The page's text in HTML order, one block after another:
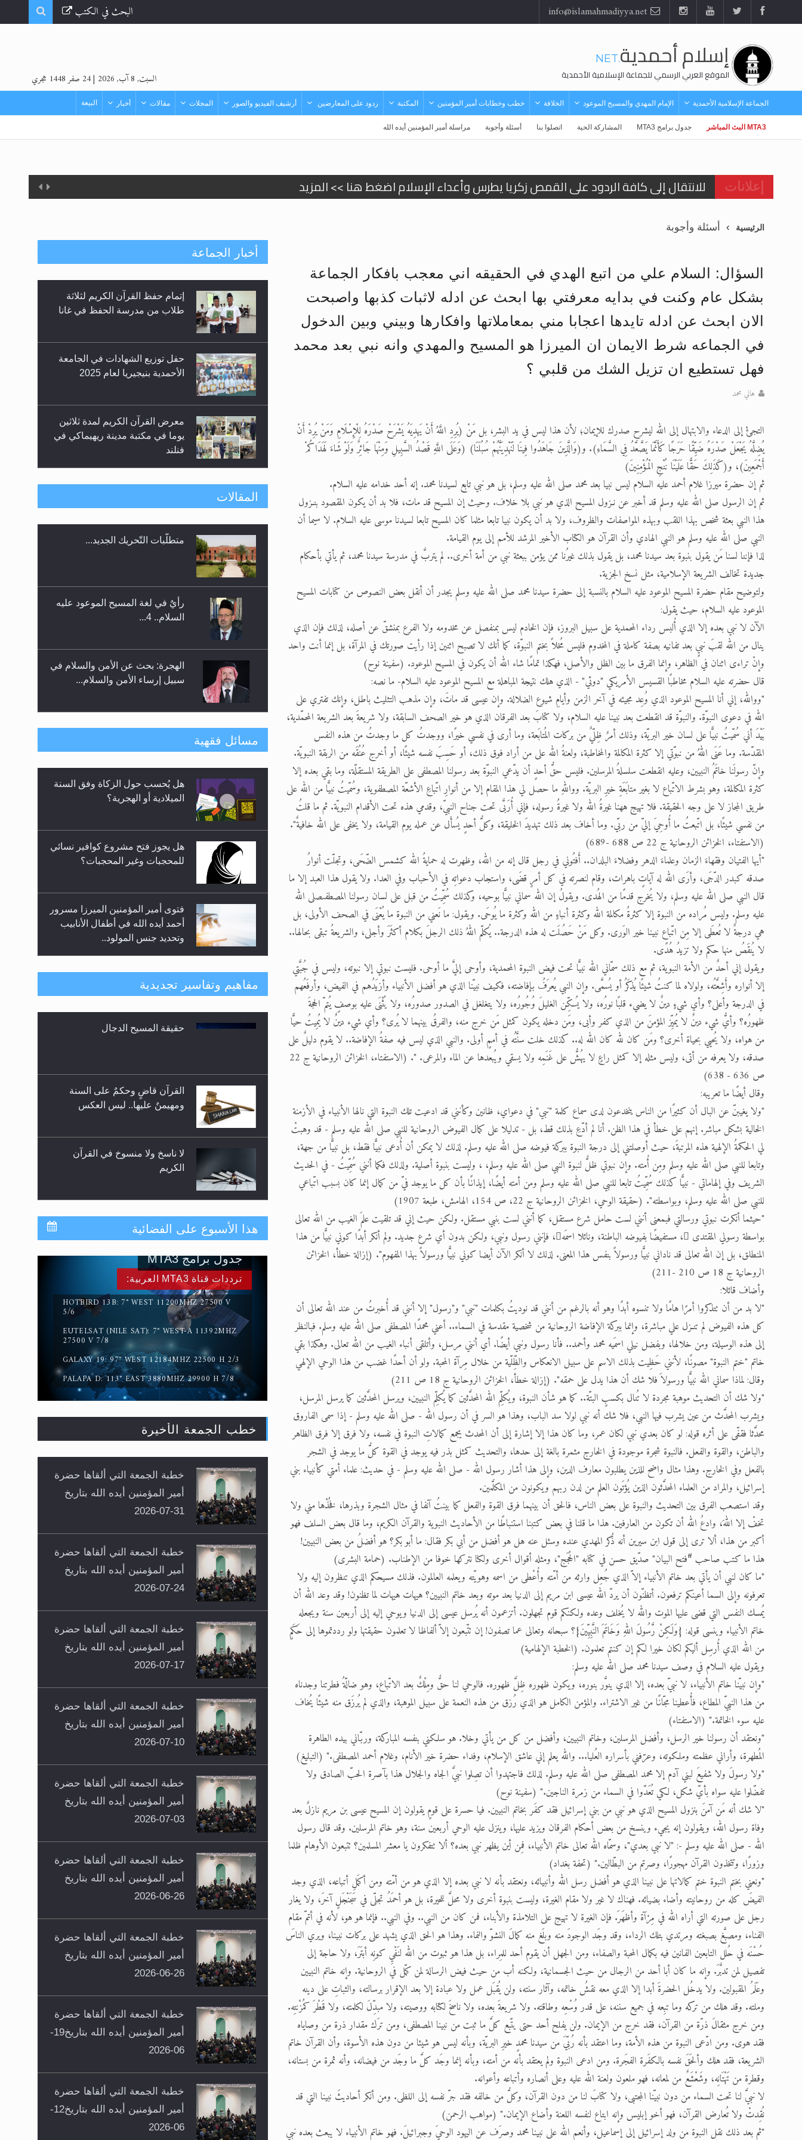
البحث في الكتب
إسلام أحمدية.NET
الموقع العربي الرسمي للجماعة الإسلامية الأحمدية السبت, 8 آب, 2026 |24 صفر 1448 هجري
الجماعة الإسلامية الأحمدية الإمام المهدي والمسيح الموعود الخلافة خطب وخطابات أمير المؤمنين المكتبة ردود على المعارضين أرشيف الفيديو والصور المجلات مقالات أخبار البيعة
MTA3 البث المباشر جدول برامج MTA3 المشاركة الحية اتصلوا بنا أسئلة وأجوبة مراسلة أمير المؤمنين أيده الله
إعلانات
اقرأ هذا الكتاب وتعرّف على حقيقة الإسراء والمعراج >> المزيد
عرض مصوَّر لأقوال المستشرقين في خاتم النبيين صلى الله عليه وسلم >> المزيد
اقرأ هذا المقال في أهمية عيد الأضحى وأحكامه >> المزيد
اقرأ هذا المقال في أهمية عيد الأضحى وأحكامه >> المزيد
الحجّ.. دلالات، حِكم، وأهداف >> المزيد
تعميم هامّ لأفراد الجماعة >> المزيد
تعميم هامّ لأفراد الجماعة >> المزيد
إعلان هامّ بخصوص الرسائل المرسلة إلى حضرة امير المؤمنين أيده الله والمكتب العربي >> المزيد
الرئيسية أسئلة وأجوبة
السؤال: السلام علي من اتبع الهدي في الحقيقه اني معجب بافكار الجماعة
بشكل عام وكنت في بدايه معرفتي بها ابحث عن ادله لاثبات كذبها واصبحت
الان ابحث عن ادله تايدها اعجابا مني بمعاملاتها وافكارها وبيني وبين الدخول
في الجماعه شرط الايمان ان الميرزا هو المسيح والمهدي وانه نبي بعد محمد
فهل تستطيع ان تزيل الشك من قلبي ؟
هاني محمد
التجئْ إلى الدعاء والابتهال إلى الله ليشرح صدرك للإيمان؛ لأن هذا ليس في يد البشر، بل مَنْ (يُرِدِ اللَّهُ أَنْ يَهدِيَهُ يَشْرَحْ صَدْرَهُ لِلْإِسْلَامِ وَمَنْ يُرِدْ أَنْ
يُضِلَّهُ يَجْعَلْ صَدْرَهُ ضَيِّقًا حَرَجًا كَأَنَّمَا يَصَّعَّدُ فِي السَّمَاءِ). و(وَالَّذِينَ جَاهَدُوا فِينَا لَنَهْدِيَنَّهُمْ سُبُلَنَا) (وَعَلَى اللَّهِ قَصْدُ السَّبِيلِ وَمِنْهَا جَائِرٌ وَلَوْ شَاءَ لَهَدَاكُمْ
أَجْمَعِينَ)، و(كَذَلِكَ حَقًّا عَلَيْنَا نُنْجِ الْمُؤْمِنِينَ)
ثم إن حضرة ميرزا غلام أحمد عليه السلام ليس نبيا بعد محمد صلى الله عليه وسلم، بل هو نبي تابع لسيدنا محمد. إنه أحد خدامه عليه السلام.
ثم إن الرسول صلى الله عليه وسلم قد أخبر عن نـزول المسيح الذي هو نبي بلا خلاف. وحيث إن المسيح قد مات، فلا بد أن يكون المقصود بنـزول
هذا النبي بعثة شخص بهذا اللقب وبهذه المواصفات والظروف، ولا بد أن يكون نبيا تابعا مثلما كان المسيح تابعا لسيدنا موسى عليه السلام. لا سيما أن
النبي صلى الله عليه وسلم هو النبي الهادي وأن القرآن هو الكتاب الأخير المرشد للأمم إلى يوم القيامة.
لذا فإننا لسنا مَن يقول بنبوة بعد سيدنا محمد، بل يقول بذلك غيرُنا ممن يؤمن ببعثة نبي من أمة أخرى.. لم يتربَّ في مدرسة سيدنا محمد، ثم يأتي بأحكام
جديدة تخالف الشريعة الإسلامية، مثل نسخ الجزية.
ولتوضيح مقام حضرة المسيح الموعود عليه السلام بالنسبة إلى حضرة سيدنا محمد صلى الله عليه وسلم يجدر أن أنقل بعض النصوص من كتابات المسيح
الموعود عليه السلام، حيث يقول:
الآن لا نبي بعده إلا الذي أُلبس رداء المحمدية على سبيل البروز، فإن الخادم ليس بمنفصل عن مخدومه ولا الفرع بمنشقّ عن أصله، لذلك فإن الذي
ينال من الله لقبَ نبيٍ بعد تفانيه بصفة كاملة في المخدوم فليس مُخلاً بختم النبوّة، كما أنك لا تصبح اثنين إذا رأيت صورتك في المرآة، بل إنما أنت واحد
وإنْ تراءى اثنان في الظاهر، وإنما الفرق ما بين الظل والأصل، فهكذا تمامًا شاء الله أن يكون في المسيح الموعود. (سفينة نوح)
قال حضرته عليه السلام مخاطبًا القسيس الأمريكي "دوئي" - الذي هلك نتيجة المباهلة مع المسيح الموعود عليه السلام- ما نصه:
"ووالله، إني أنا المسيح الموعود الذي وُعِد مجيئه في آخر الزمن وأيامِ شيوع الضلالة. وإن عيسى قد ماتَ، وإن مذهب التثليث باطل، وإنك تفتري على
الله في دعوى النبوّة. والنبوّة قد انقطعت بعد نبينا عليه السلام، ولا كتابَ بعد الفرقان الذي هو خير الصحف السابقة، ولا شريعةَ بعد الشريعة المحمّدية،
بَيْدَ أني سُمّيتُ نبيًّا على لسان خير البريّة، وذلك أمرٌ ظِلّيٌ من بركات المُتابَعة، وما أرى في نفسي خيرًا، ووجدتُ كل ما وجدتُ من هذه النفس
المقدّسة. وما عَنَى اللهُ من نبوّتي إلا كثرة المكالمة والمخاطبة، ولعنةُ الله على من أراد فوق ذلك، أو حَسِبَ نفسه شيئًا، أو أخرج عُنُقَه من الربقة النبويّة.
وإنّ رسولَنا خاتَمُ النبيين، وعليه انقطعت سلسلةُ المرسلين. فليس حقُّ أحدٍ أن يدّعي النبوّة بعد رسولنا المصطفى على الطريقة المستقلّة، وما بقي بعده إلا
كثرة المكالمة، وهو بشرط الاتّباع لا بغير متابَعَةِ خيرِ البريّة. وواللهِ ما حصل لي هذا المقام إلا من أنوارِ اتّباعِ الأشعّة المصطفوية، وسُمّيتُ نبيًّا من الله على
طريق المجاز لا على وجه الحقيقة. فلا تهيج ههنا غيرةُ الله ولا غيرةُ رسوله، فإني أُرَبَّى تحت جناح النبيّ، وقدمي هذه تحت الأقدام النبويّة. ثم ما قلتُ
من نفسي شيئًا، بل اتّبعتُ ما أُوحِيَ إليّ من ربّي. وما أخاف بعد ذلك تهديدَ الخليقة، وكلُّ أحدٍ يُسأَل عن عمله يوم القيامة، ولا يخفى على الله خافيةٌ".
(الاستفتاء، الخزائن الروحانية ج 22 ص 688 -689)
"أيها الفتيان وفقهاءَ الزمان وعلماءَ الدهر وفضلاءَ البلدان.. أَفتُوني في رجل قال إنه من الله، وظهرت له حمايةُ الله كشمس الضّحَى، وتجلّت أنوارُ
صدقه كبدر الدّجَى، وأرَى الله له آياتٍ باهرات، وقام لنصرته في كل أمرٍ قضَى، واستجاب دعواتِه في الأحباب وفي العدا. ولا يقول هذا العبد إلا ما
قال النبي صلى الله عليه وسلم، ولا يُخرج قدمًا من الهُدى. ويقولُ إن الله سماني نبيًّا بوحيه، وكذلك سُمِّيتُ من قبل على لسان رسولنا المصطفىصلى الله
عليه وسلم. وليس مُراده من النبوة إلا كثرةُ مكالمة الله وكثرة أنباءٍ من الله وكثرة ما يُوحَى. ويقول: ما نَعني من النبوة ما يُعْنَى في الصحف الأولى، بل
هي درجةٌ لا تُعطَى إلا مِن اتّباع نبينا خير الوَرى. وكل مَنْ حَصُلَت له هذه الدرجة.. يُكلّم اللهُ ذلك الرجلَ بكلام أكثَرَ وأجلى، والشريعةُ تبقى بحالها..
لا يُنقَصُ منها حكم ولا تزيدُ هُدًى.
ويقول إني أحدٌ من الأمة النبوية، ثم مع ذلك سمّاني الله نبيًّا تحت فيض النبوة المحمدية، وأوحى إليَّ ما أوحى. فليست نبوتي إلا نبوته، وليس في جُبَّتي
إلا أنواره وأَشِعَّتُه، ولولاه لما كنتُ شيئًا يُذكَرُ أو يُسمَّى. وإن النبي يُعرَفُ بإفاضته، فكيف نبيّنا الذي هو أفضل الأنبياء وأزيَدُهم في الفيض، وأرفَعُهم
في الدرجة وأعلى؟ وأي شيءٍ دينٌ لا يضيء قلبًا نورُه، ولا يُسكِّن الغليلَ وُجُورُه، ولا يتغلغل في الصدور صدورُه، ولا يُثْنَى عليه بوصفٍ يُتمّ الحجةَ
ظهورُه؟ وأيُّ شيء دينٌ لا يُميِّز المؤمنَ من الذي كفر وأبى، ومَن دخله يكون كمثل مَن خرج منه، والفرقُ بينهما لا يُرى؟ وأي شيء دينٌ لا يُمِيتُ حيًّا
من هواه، ولا يُحيي بحياة أخرى؟ ومَن كان لله كان الله له.. كذلك خلت سنَّتُه في أممٍ أولى. والنبي الذي ليس فيه صفةُ الإفاضة.. لا يقوم دليلٌ على
صدقه، ولا يعرفه من أتى، وليس مثله إلا كمثل راعٍ لا يهُشُّ على غَنَمِه ولا يسقي ويُبعدها عن الماء والمرعى. ". (الاستفتاء، الخزائن الروحانية ج 22
ص 636 - 638)
وقال أيضًا ما تعريبه:
"ولا يغيبنّ عن البال أن كثيرًا من الناس ينخدعون لدى سماع كلمة "نبي" في دعواي، ظانين وكأنني قد ادعيت تلك النبوة التي نالها الأنبياء في الأزمنة
الخالية بشكل مباشر. إنهم على خطأ في هذا الظن. أنا لم أدّعِ بذلك قط، بل - تدليلا على كمال الفيوض الروحانية للنبي صلى الله عليه وسلم - قد وهبتْ
لي الحكمةُ الإلهية هذه المرتبةَ، حيث أوصلتني إلى درجة النبوة ببركة فيوضه صلى الله عليه وسلم. لذلك لا يمكن أن أُدعى نبيًّا فقط، بل نبيًّا من جهة،
وتابعا للنبي صلى الله عليه وسلم ومِن أُمته. وإن نبوتي ظلٌّ لنبوة النبي صلى الله عليه وسلم، ، وليست بنبوة أصلية. ولذلك فكما أنني سُمِّيتُ - في الحديث
الشريف وفي إلهاماتي - نبيًّا كذلك سُمِّيتُ تابعا للنبي صلى الله عليه وسلم ومن أمته أيضًا، إيذانًا بأن كل ما يوجد فيّ من كمال إنما كان بسبب اتّباعي
للنبي صلى الله عليه وسلم، وبواسطته". (حقيقة الوحي، الخزائن الروحانية ج 22، ص 154، الهامش، طبعة 1907)
"حيثما أنكرت نبوتي ورسالتي فبمعنى أنني لست حامل شرع مستقل، كما أنني لست بنبي مستقل. ولكن حيث إني قد تلقيت علمَ الغيب من الله تعالى
بواسطة رسولي المقتدى ، مستفيضًا بفيوضه الباطنة، ونائلا اسمَه، فإنني رسول ونبي، ولكن بدون أي شرع جديد. ولم أنكر أبدًا كوني نبيًّا من هذا
المنطلق، بل إن الله تعالى قد ناداني نبيًّا ورسولاً بنفس هذا المعنى. لذلك لا أنكر الآن أيضا كوني نبيًّا ورسولاً بهذا المفهوم". (إزالة خطأ، الخزائن
الروحانية ج 18 ص 210 -211)
وأضاف قائلا:
"لا بد من أن تتذكروا أمرًا هامًا ولا تنسوه أبدًا وهو أنه بالرغم من أنني قد نوديتُ بكلمات "نبي" و"رسول" إلا أنني قد أُخبرتُ من عند الله تعالى أن
كل هذه الفيوض لم تنـزل علي مباشرة، وإنما ببركة الإفاضة الروحانية من شخصية مقدسة في السماء.. أعني محمدًا المصطفى صلى الله عليه وسلم. فبالنظر
إلى هذه الوسيلة، ومن خلالها، وبفضل نيلي اسمَيه محمد وأحمد.. فأنا رسول ونبي أيضًا. أي أنني مرسل، وأتلقى أنباء الغيب من الله تعالى. وهكذا بقي
خاتم "ختم النبوة" مصونًا، لأنني حَظِيت بذلك الاسم على سبيل الانعكاس والظِّلّية من خلال مِرآة المحبة. ولو أن أحدًا غضب من هذا الوحي الإلهي
وقال: لماذا سماني الله نبيًّا ورسولاَ فلا شك أن هذا يدل على حمقه". (إزالة خطأ، الخزائن الروحانية ج 18 ص 211)
"ولا شك أن التحديث موهبة مجردة لا تُنال بكسبٍ البتّة.. كما هو شأن النبوة، ويُكلِّم الله المحدَّثين كما يُكلِّم النبيين، ويرسل المحدَّثين كما يرسل المرسل،
ويشرب المحدَّث من عين يشرب فيها النبي، فلا شك أنه نبي لولا سد الباب، وهذا هو السر في أن رسول الله - صلى الله عليه وسلم - إذا سمى الفاروق
محدَّثا فقفّى على أثره قوله: لو كان بعدي نبي لكان عمر، وما كان هذا إلا إشارة إلى أن المحدث يجمع كمالاتِ النبوة في نفسه، ولا فرق إلا فرق الظاهر
والباطن، والقوة والفعل. فالنبوة شجرة موجودة في الخارج مثمرة بالغة إلى حدها، والتحديث كمثل بذر فيه يوجد في القوة كلُّ ما يوجد في الشجر
بالفعل وفي الخارج. وهذا مثال واضح للذين يطلبون معارف الدين، وإلى هذا أشار رسول الله - صلى الله عليه وسلم - في حديث: علماء أمتي كأنبياء بني
إسرائيل، والمراد من العلماء المحدَّثون الذين يُؤتَون العلم من لدن ربهم ويكونون من المكلَّمين.
وقد استصعب الفرق بين التحديث والنبوة على بعض الناس، فالحق أن بينهما فرق القوة والفعل كما بينتُ آنفا في مثال الشجرة وبذرها، فخُذْها مني ولا
تخفْ إلا اللهَ، وادعُ الله أن تكون من العارفين. هذا ما قلنا في بعض كتبنا استنباطًا من الأحاديث النبوية والقرآن الكريم، وما قال بعض السلف فهو
أكبر من هذا، ألا ترى إلى قول ابن سيرين أنه ذُكر المهدي عنده وسئل عنه هل هو أفضل من أبي بكر فقال: ما أبو بكر؟ هو أفضلُ من بعض النبيين!
هذا ما كتب صاحب "ّفتح البيان" صدّيق حسن في كتابه "الحُجَج"، ومثله أقوال أخرى ولكنا نتركها خوفا من الإطناب. (حمامة البشرى)
"ما كان لنبي أن يأتي بعد خاتم الأنبياء إلاّ الذي جُعِل وارثه من أمّته وأُعْطى من اسمه وهويّته ويعلمه العالمون. فذلك مسيحكم الذي تنظرون إليه ولا
تعرفونه وإلى السما أعينكم ترفعون. أتظنّون أن يردّ الله عيسى ابن مريم إلى الدنيا بعد موته وبعد خاتم النبيين؟ هيهات هيهات لما تظنون! وقد وعد الله أن
يُمسك النفس التي قضى عليها الموت والله لا يُخلف وعده ولكنكم قوم تجهلون. أتزعمون أنه يُرسل عيسى إلى الدنيا ويوحي إليه إلى أربعين سنة ويجعله
خاتم الأنبياء وينسى قوله: {وَلَكِنْ رَّسُولَ اللهِ وَخَاتَمَ النَّبِيِّينَ}؟ سبحانه وتعالى عما تصفون! إن تتّبعون إلاّ ألفاظا لا تعلمون حقيقتها ولو رددتموها إلى حَكَمٍ
من الله الذي أُرسِل أليكم لكان خيرا لكم إن كنتم تعلمون. (الخطبة الإلهامية)
ويقول عليه السلام في وصف سيدنا محمد صلى الله عليه وسلم:
"وإن نبيّنا خاتم الأنبياء، لا نبيّ بعده، إلا الذي ينوَّر بنوره، ويكون ظهوره ظِلَّ ظهوره. فالوحي لنا حقٌّ ومِلْكٌ بعد الاتّباع، وهو ضالّةُ فطرتنا وجدناه
من هذا النبيّ المطاع، فأُعطينا مجّانًا من غير الاشتراء. والمؤمن الكامل هو الذي رُزق من هذه النعمة على سبيل الموهبة، والذي لم يُرزَق منه شيئًا يُخاف
عليه سوء الخاتمة." (الاستفتاء)
"ونعتقد أن رسولنا خير الرسل، وأفضل المرسلين، وخاتم النبيين، وأفضل من كل من يأتي وخلا. هو سلكني بنفسه المباركة، وربّاني بيده الطاهرة
المُطهرة، وأراني عظمته وملكوته، وعرّفني بأسراره العُليا... والله يعلم إني عاشق الإسلام، وفداء حضرة خير الأنام، وغلام أحمد المصطفى." (التبليغ)
"ولا رسولَ ولا شفيعَ لبني آدم إلا محمد المصطفى صلى الله عليه وسلم. لذلك فاجتهدوا أن تصِلوا نبيَّ الجاه والجلال هذا بآصرة الحبّ الصادق ولا
تفضّلوا عليه سواه بأيّ شكل، لكي تُعَدّوا في السماء من زمرة الناجين." (سفينة نوح)
"لا شك أنه مَن آمنَ بنزول المسيح الذي هو نبي من بني إسرائيل فقد كفَر بخاتم النبيين. فيا حسرة على قومٍ يقولون إن المسيح عيسى بن مريم نازلٌ بعد
وفاة رسول الله، ويقولون إنه يجيء وينسخ من بعض أحكام الفرقان ويزيد عليها، وينزل عليه الوحي أربعين سنة، وهو خاتم المرسلين. وقد قال رسول
الله - صلى الله عليه وسلم -: "لا نبي بعدي"، وسمّاه الله تعالى خاتم الأنبياء، فمِن أين يظهر نبي بعده؟ ألا تتفكرون يا معشر المسلمين؟ تتبعون الأوهام ظلما
وزورًا، وتتخذون القرآن مهجورًا، وصرتم من البطّالين." (تحفة بغداد)
"ونعني بختم النبوة ختم كمالاتها على نبينا الذي هو أفضل رسل الله وأنبيائه، ونعتقد بأنه لا نبي بعده إلا الذي هو من أمّته ومن أكمَلِ أتباعه، الذي وجد
الفيضَ كله من روحانيته وأضاء بضيائه. فهناك لا غير ولا مقام الغيرة، وليست بنبوة أخرى ولا محلَّ للحيرة، بل هو أحمَدُ تجلّى في سَجَنْجَلٍ آخرَ، ولا يغار
رجل على صورته التي أراه الله في مِرْآة وأظهَرَ. فإن الغيرة لا تهيج على التلامذة والأبناء، فمن كان من النبي.. وفي النبي.. فإنما هو هو، لأنه في أتمّ مقام
الفناء، ومصبَّغ بصبغته ومرتدي بتلك الرداء، وقد وجَد الوجودَ منه وبلَغ منه كمالَ النشوّ والنماء. وهذا هو الحق الذي يشهد على بركات نبينا، ويري الناسَ
حُسْنَه في حُلل التابعين الفانين فيه بكمال المحبة والصفاء، ومن الجهل أن يقوم أحد للمِراء، بل هذا هو ثبوت من الله لنَفْيِ كونِه أبتَرَ، ولا حاجة إلى
تفصيل لمن تدبَّرَ. وإنه ما كان أبا أحد من الرجال من حيث الجسمانية، ولكنه أب من حيث فيض الرسالة لمن كمّل في الروحانية. وإنه خاتم النبيين
وعَلَمُ المقبولين. ولا يدخُل الحضرةَ أبدا إلا الذي معه نقشُ خاتمه، وآثار سنته، ولن يُقبَل عمل ولا عبادة إلا بعد الإقرار برسالته، والثباتِ على دينه
وملته. وقد هلك من تركه وما تبِعه في جميع سننه، على قدر وُسْعِه وطاقته. ولا شريعةَ بعده، ولا ناسخَ لكتابه ووصيته، ولا مبدِّلَ لكلمته، ولا قَطْرَ كمُزْنتِه.
ومن خرج مثقالَ ذرّة من القرآن، فقد خرج من الإيمان. ولن يفلح أحد حتى يتّبع كلَّ ما ثبت من نبينا المصطفى، ومن ترَك مقدار ذرة من وصاياه
فقد هوى. ومن ادّعى النبوة من هذه الأمة، وما اعتقد بأنه رُبّيَ من سيدنا محمدٍ خيرِ البريّة، وبأنه ليس هو شيئا من دون هذه الأسوة، وأن القرآن خاتم
الشريعة، فقد هلك وألحَقَ نفسه بالكفَرة الفجَرة. ومن ادعى النبوة ولم يعتقد بأنه من أمته، وبأنه إنما وجَد كلَّ ما وجَد من فيضانه، وأنه ثمرة من بستانه،
وقطرة من تَهْتَانِه، وشَعْشَعٌ من لمعانه، فهو ملعون ولعنة الله عليه وعلى أنصاره وأتباعه وأعوانه.
لا نبيَّ لنا تحت السماء من دون نبيّنا المجتبى، ولا كتابَ لنا من دون القرآن، وكلُّ من خالفه فقد جرّ نفسه إلى اللظى. ومن أنكر أحاديثَ نبينا التي قد
نُقِدتْ ولا تُعارض القرآن، فهو أخو إبليس وإنه ابتاع لنفسه اللعنة وأضاع الإيمان." (مواهب الرحمن)
"ثم بعد ذلك نقل النبوة من ولد إسرائيل إلى إسماعيل، وأنعم الله على نبينا محمد وصرَف عن اليهود الوحيَ وجبرائيلَ. فهو خاتم الأنبياء لا يبعث بعده نبي
أخبار الجماعة
إتمام حفظ القرآن الكريم لثلاثة
طلاب من مدرسة الحفظ في غانا
حفل توزيع الشهادات في الجامعة
الأحمدية بنيجيريا لعام 2025
معرض القرآن الكريم لمدة ثلاثين
يوما في مكتبة مدينة ريهيماكي في
فنلند
ندوة حول نظام الوصية في
اليوم الوطني الرياضي لمجلس
المقالات
متطلَّبات التّحريك الجديد...
رأيٌ في لغة المسيح الموعود عليه
السلام.. 4...
الهجرة: بحث عن الأمن والسلام في
سبيل إرساء الأمن والسلام...
رأيٌ في لغة المسيح الموعود عليه
**الحصن الحصين من وساوس
المعارضين ...**...
مسائل فقهية
هل يُحسب حول الزكاة وفق السنة
الميلادية أو الهجرية؟
هل يجوز فتح مشروع كوافير نسائي
للمحجبات وغير المحجبات؟
فتوى أمير المؤمنين الميرزا مسرور
أحمد أيده الله في أطفال الأنابيب
وتحديد جنس المولود..
هل من الصحيح أن ديّة المرأة
المقتولة تساوي نصف ديّة الرجل
هل تعتبر الأشفار الاصطناعية
للوضوء وهل يُسمح الصلاة بها؟
مفاهيم وتفاسير تجديدية
حقيقة المسيح الدجال
القرآن قاضٍ وحكمٌ على السنة
ومهيمنٌ عليها.. ليس العكس
لا ناسخ ولا منسوخ في القرآن
الكريم
المفهوم الحقيقي للجهاد الإسلامي..
سورة التكوير تُنبئ بزمن بعثة
المسيح الموعود عليه السلام
هذا الأسبوع على الفضائية
ترددات قناة MTA3 العربية:
HOTBIRD 13B: 7° WEST 11200MHZ 27500 V
5/6
EUTELSAT (NILE SAT): 7° WEST-A 11392MHZ
27500 V 7/8
GALAXY 19: 97° WEST 12184MHZ 22500 H 2/3
PALAPA D: 113° EAST 3880MHZ 29900 H 7/8
جدول برامج MTA3
خطب الجمعة الأخيرة
خطبة الجمعة التي ألقاها حضرة
أمير المؤمنين أيده الله بتاريخ
31-07-2026
خطبة الجمعة التي ألقاها حضرة
أمير المؤمنين أيده الله بتاريخ
24-07-2026
خطبة الجمعة التي ألقاها حضرة
أمير المؤمنين أيده الله بتاريخ
17-07-2026
خطبة الجمعة التي ألقاها حضرة
أمير المؤمنين أيده الله بتاريخ
10-07-2026
خطبة الجمعة التي ألقاها حضرة
أمير المؤمنين أيده الله بتاريخ
03-07-2026
خطبة الجمعة التي ألقاها حضرة
أمير المؤمنين أيده الله بتاريخ
26-06-2026
خطبة الجمعة التي ألقاها حضرة
أمير المؤمنين أيده الله بتاريخ
26-06-2026
خطبة الجمعة التي ألقاها حضرة
أمير المؤمنين أيده الله بتاريخ19-
06-2026
خطبة الجمعة التي ألقاها حضرة
أمير المؤمنين أيده الله بتاريخ12-
06-2026